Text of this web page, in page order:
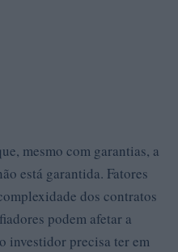
mesmo com garantias, a
está garantida. Fatores
dos contratos
podem afetar a
investidor precisa ter em